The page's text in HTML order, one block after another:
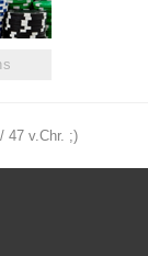
47 v.Chr. ;)